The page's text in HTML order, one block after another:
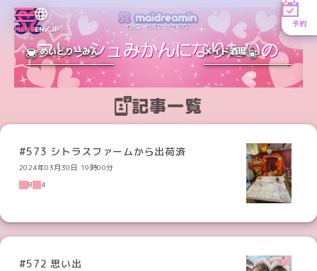
MENUEN／JP
予約
めいどりーみん メイド酒場
記事一覧
#573 シトラスファームから出荷済
2024年03月30日 19時00分
8
4
#572 思い出